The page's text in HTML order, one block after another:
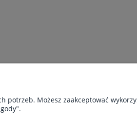
potrzeb. Możesz zaakceptować